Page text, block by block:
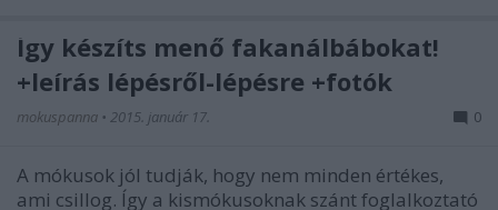
Így készíts menő fakanálbábokat!
+leírás lépésről-lépésre +fotók
mokuspanna • 2015. január 17. 0
A mókusok jól tudják, hogy nem minden értékes,
ami csillog. Így a kismókusoknak szánt foglalkoztató